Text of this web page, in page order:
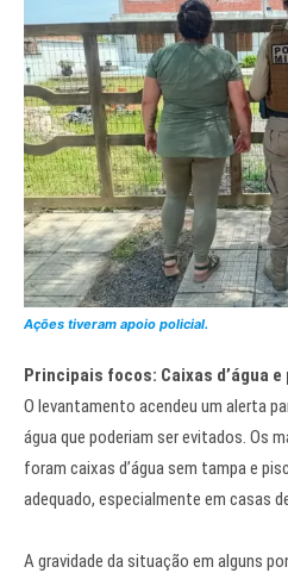
Ações tiveram apoio policial.
Principais focos: Caixas d’água
O levantamento acendeu um alerta
água que poderiam ser evitados. Os
foram caixas d’água sem tampa e
adequado, especialmente em casas
A gravidade da situação em alguns